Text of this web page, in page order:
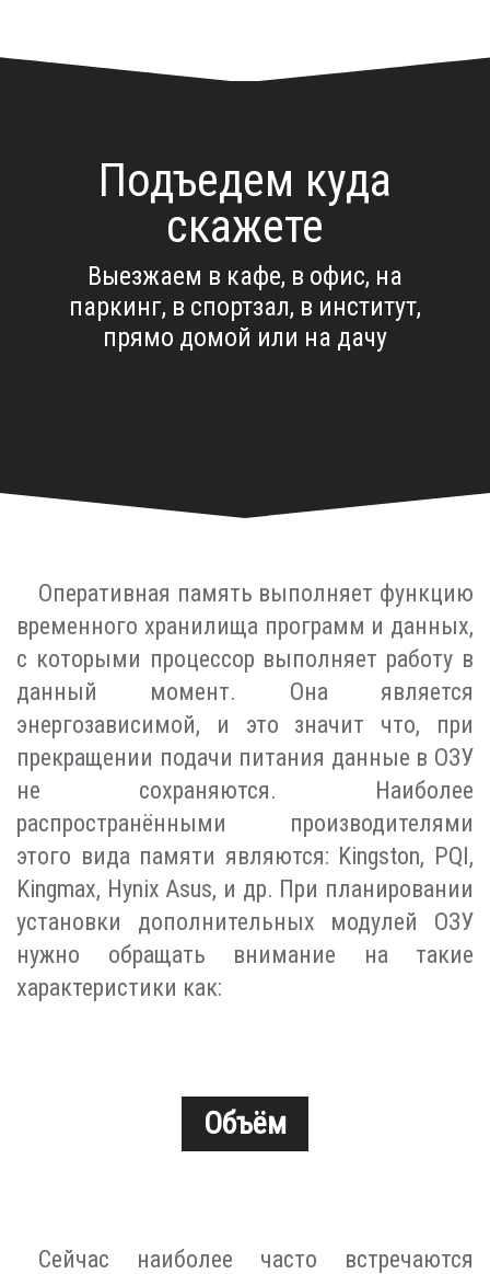
Подъедем куда
скажете
Выезжаем в кафе, в офис, на
паркинг, в спортзал, в институт,
прямо домой или на дачу
Оперативная память выполняет функцию
временного хранилища программ и данных,
с которыми процессор выполняет работу в
данный момент. Она является
энергозависимой, и это значит что, при
прекращении подачи питания данные в ОЗУ
не сохраняются. Наиболее
распространёнными производителями
этого вида памяти являются: Kingston, PQI,
Kingmax, Hynix Asus, и др. При планировании
установки дополнительных модулей ОЗУ
нужно обращать внимание на такие
характеристики как:
Объём
Сейчас наиболее часто встречаются